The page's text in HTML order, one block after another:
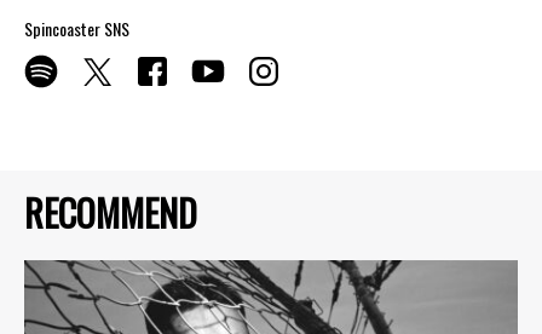
RECOMMEND
Spincoaster SNS